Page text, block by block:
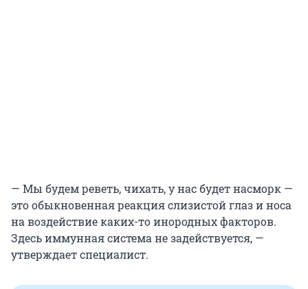
— Мы будем реветь, чихать, у нас будет насморк —
это обыкновенная реакция слизистой глаз и носа
на воздействие каких-то инородных факторов.
Здесь иммунная система не задействуется, —
утверждает специалист.